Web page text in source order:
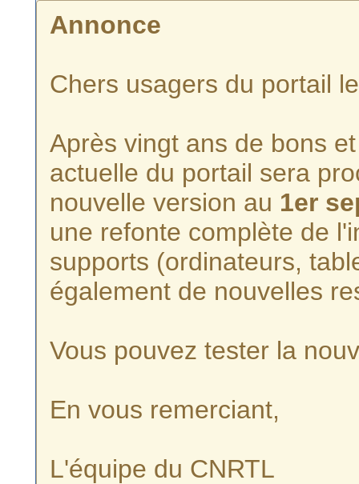
Annonce
Chers usagers du portail
Après vingt ans de bons
actuelle du portail sera
nouvelle version au 1er
une refonte complète de
supports (ordinateurs,
également de nouvelles
Vous pouvez tester la
En vous remerciant,
L'équipe du CNRTL